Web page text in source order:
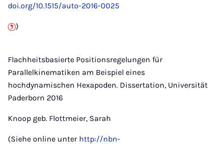
doi.org/10.1515/auto-2016-0025
)
Flachheitsbasierte Positionsregelungen für
Parallelkinematiken am Beispiel eines
hochdynamischen Hexapoden. Dissertation, Universität
Paderborn 2016
Knoop geb. Flottmeier, Sarah
(Siehe online unter http://nbn-